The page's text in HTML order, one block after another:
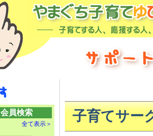
会員検索
全て表示＞ 子育てサー